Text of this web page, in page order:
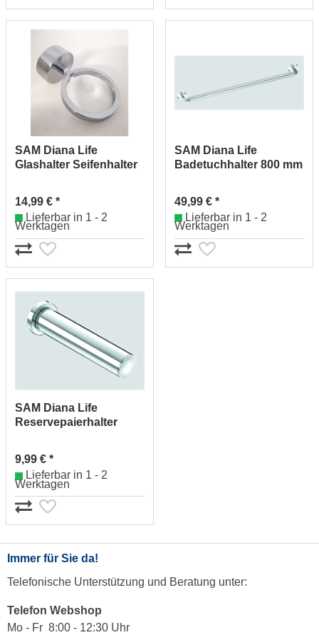
SAM Diana Life
Glashalter Seifenhalter
14,99 € *
Lieferbar in 1 - 2
Werktagen
SAM Diana Life
Badetuchhalter 800 mm
49,99 € *
Lieferbar in 1 - 2
Werktagen
SAM Diana Life
Reservepaierhalter
9,99 € *
Lieferbar in 1 - 2
Werktagen
Immer für Sie da!
Telefonische Unterstützung und Beratung unter:
Telefon Webshop
Mo - Fr 8:00 - 12:30 Uhr